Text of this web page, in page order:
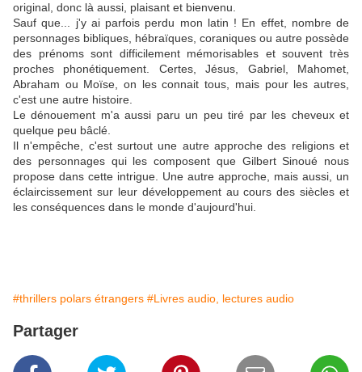
original, donc là aussi, plaisant et bienvenu.
Sauf que... j'y ai parfois perdu mon latin ! En effet, nombre de
personnages bibliques, hébraïques, coraniques ou autre possède
des prénoms sont difficilement mémorisables et souvent très
proches phonétiquement. Certes, Jésus, Gabriel, Mahomet,
Abraham ou Moïse, on les connait tous, mais pour les autres,
c'est une autre histoire.
Le dénouement m'a aussi paru un peu tiré par les cheveux et
quelque peu bâclé.
Il n'empêche, c'est surtout une autre approche des religions et
des personnages qui les composent que Gilbert Sinoué nous
propose dans cette intrigue. Une autre approche, mais aussi, un
éclaircissement sur leur développement au cours des siècles et
les conséquences dans le monde d'aujourd'hui.
#thrillers polars étrangers #Livres audio, lectures audio
Partager